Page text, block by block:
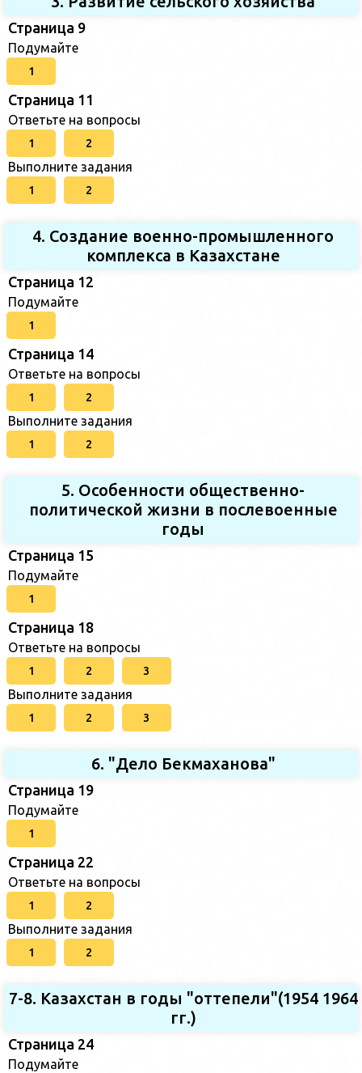
Страница 9
Подумайте
1
Страница 11
Ответьте на вопросы
1 2
Выполните задания
1 2
4. Создание военно-промышленного
комплекса в Казахстане
Страница 12
Подумайте
1
Страница 14
Ответьте на вопросы
1 2
Выполните задания
1 2
5. Особенности общественно-
политической жизни в послевоенные
годы
Страница 15
Подумайте
1
Страница 18
Ответьте на вопросы
1 2 3
Выполните задания
1 2 3
6. "Дело Бекмаханова"
Страница 19
Подумайте
1
Страница 22
Ответьте на вопросы
1 2
Выполните задания
1 2
7-8. Казахстан в годы "оттепели"(1954 1964
гг.)
Страница 24
Подумайте